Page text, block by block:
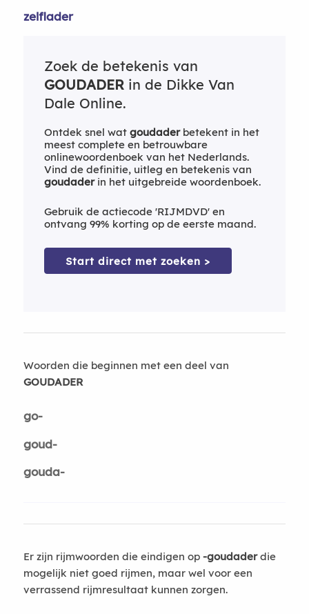
zelflader
Zoek de betekenis van
GOUDADERin de Dikke Van
Dale Online.
Ontdek snel wat goudaderbetekent in het
meest complete en betrouwbare
onlinewoordenboek van het Nederlands.
Vind de definitie, uitleg en betekenis van
goudaderin het uitgebreide woordenboek.
Gebruik de actiecode 'RIJMDVD' en
ontvang 99% korting op de eerste maand.
Start direct met zoeken >
Woorden die beginnen met een deel van
GOUDADER
go-
goud-
gouda-
Er zijn rijmwoorden die eindigen op -goudaderdie
mogelijk niet goed rijmen, maar wel voor een
verrassend rijmresultaat kunnen zorgen.